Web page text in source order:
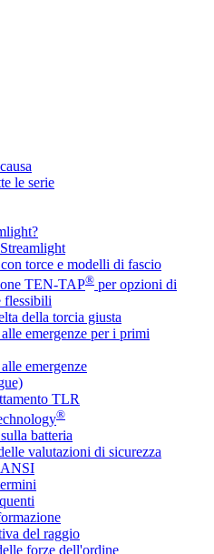
le serie
torce e modelli di fascio
TEN-TAP® per opzioni di
flessibili
della torcia giusta
emergenze per i primi
emergenze
TLR
®
batteria
valutazioni di sicurezza
del raggio
forze dell'ordine